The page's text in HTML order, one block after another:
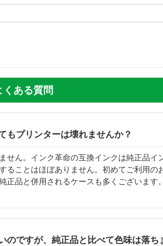
くある質問
もプリンターは壊れませんか？
せん。インク革命の互換インクは純正品
ることはほぼありません。初めてご利用
正品と併用されるケースも多くございます
のですが、純正品と比べて色味は落ち